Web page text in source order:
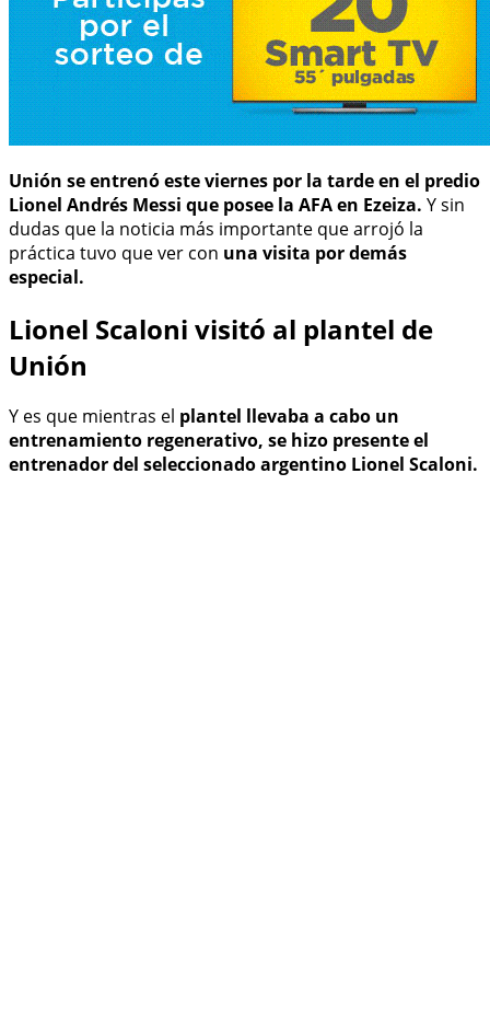
Unión se entrenó este viernes por la tarde en el predio
Lionel Andrés Messi que posee la AFA en Ezeiza. Y sin
dudas que la noticia más importante que arrojó la
práctica tuvo que ver con una visita por demás
especial.
Lionel Scaloni visitó al plantel de
Unión
Y es que mientras el plantel llevaba a cabo un
entrenamiento regenerativo, se hizo presente el
entrenador del seleccionado argentino Lionel Scaloni.